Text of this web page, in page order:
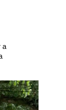
a